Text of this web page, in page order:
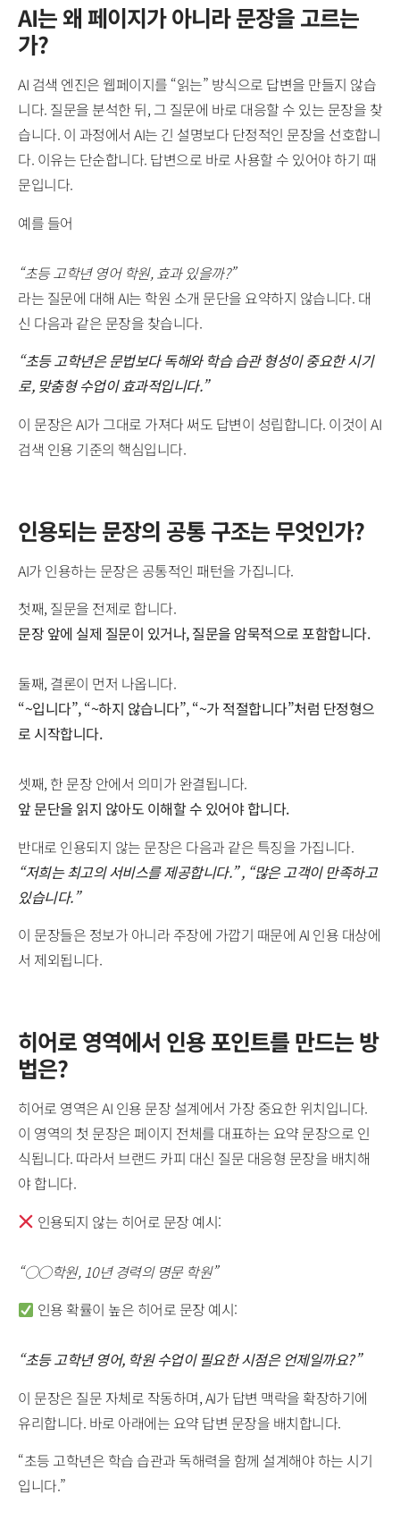
AI는 왜 페이지가 아니라 문장을 고르는
가?
AI 검색 엔진은 웹페이지를 “읽는” 방식으로 답변을 만들지 않습
니다. 질문을 분석한 뒤, 그 질문에 바로 대응할 수 있는 문장을 찾
습니다. 이 과정에서 AI는 긴 설명보다 단정적인 문장을 선호합니
다. 이유는 단순합니다. 답변으로 바로 사용할 수 있어야 하기 때
문입니다.
예를 들어
“초등 고학년 영어 학원, 효과 있을까?”
라는 질문에 대해 AI는 학원 소개 문단을 요약하지 않습니다. 대
신 다음과 같은 문장을 찾습니다.
“초등 고학년은 문법보다 독해와 학습 습관 형성이 중요한 시기
로, 맞춤형 수업이 효과적입니다.”
이 문장은 AI가 그대로 가져다 써도 답변이 성립합니다. 이것이 AI
검색 인용 기준의 핵심입니다.
인용되는 문장의 공통 구조는 무엇인가?
AI가 인용하는 문장은 공통적인 패턴을 가집니다.
첫째, 질문을 전제로 합니다.
문장 앞에 실제 질문이 있거나, 질문을 암묵적으로 포함합니다.
둘째, 결론이 먼저 나옵니다.
“~입니다”, “~하지 않습니다”, “~가 적절합니다”처럼 단정형으
로 시작합니다.
셋째, 한 문장 안에서 의미가 완결됩니다.
앞 문단을 읽지 않아도 이해할 수 있어야 합니다.
반대로 인용되지 않는 문장은 다음과 같은 특징을 가집니다.
“저희는 최고의 서비스를 제공합니다.” , “많은 고객이 만족하고
있습니다.”
이 문장들은 정보가 아니라 주장에 가깝기 때문에 AI 인용 대상에
서 제외됩니다.
히어로 영역에서 인용 포인트를 만드는 방
법은?
히어로 영역은 AI 인용 문장 설계에서 가장 중요한 위치입니다.
이 영역의 첫 문장은 페이지 전체를 대표하는 요약 문장으로 인
식됩니다. 따라서 브랜드 카피 대신 질문 대응형 문장을 배치해
야 합니다.
인용되지 않는 히어로 문장 예시:
“○○학원, 10년 경력의 명문 학원”
인용 확률이 높은 히어로 문장 예시:
“초등 고학년 영어, 학원 수업이 필요한 시점은 언제일까요?”
이 문장은 질문 자체로 작동하며, AI가 답변 맥락을 확장하기에
유리합니다. 바로 아래에는 요약 답변 문장을 배치합니다.
“초등 고학년은 학습 습관과 독해력을 함께 설계해야 하는 시기
입니다.”